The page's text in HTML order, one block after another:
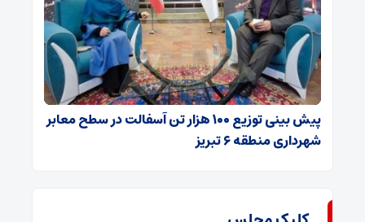
پیش بینی توزیع ۱۰۰ هزار تن آسفالت در سطح معابر
شهرداری منطقه ۶ تبریز